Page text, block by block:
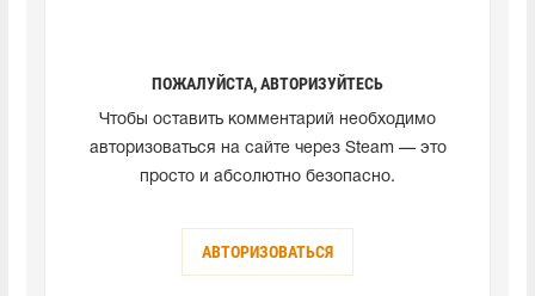
ПОЖАЛУЙСТА, АВТОРИЗУЙТЕСЬ
Чтобы оставить комментарий необходимо
авторизоваться на сайте через Steam — это
просто и абсолютно безопасно.
АВТОРИЗОВАТЬСЯ